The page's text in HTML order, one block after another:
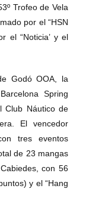
Trofeo de Vela
por el “HSN
el “Noticia’ y el
Godó OOA, la
Spring
Club Náutico de
El vencedor
tres eventos
de 23 mangas
con 56
y el “Hang